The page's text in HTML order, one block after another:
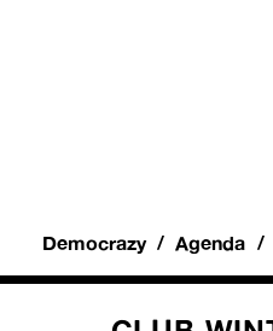
Democrazy Agenda